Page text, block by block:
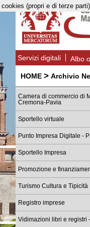
Servizi digitali Albo
HOME > Archivio
Camera di commercio di
Cremona-Pavia
Sportello virtuale
Punto Impresa Digitale -
Sportello Impresa
Promozione e
Turismo Cultura e Tipicità
Registro imprese
Vidimazioni libri e registri -
cookies (propri e di terze